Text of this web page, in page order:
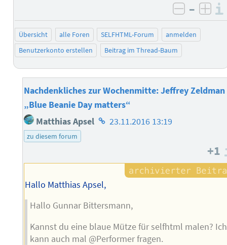
negativ
–
Übersicht alle Foren SELFHTML-Forum
anmelden
Benutzerkonto erstellen
Beitrag im Thread-Baum
Nachdenkliches zur Wochenmitte: Jeffrey Zeldman
„Blue Beanie Day matters“
Matthias Apsel Homepage
23.11.2016 13:19
zu diesem forum
+1
Hallo Matthias Apsel,
Hallo Gunnar Bittersmann,
Kannst du eine blaue Mütze für selfhtml malen? Ich
kann auch mal @Performer fragen.